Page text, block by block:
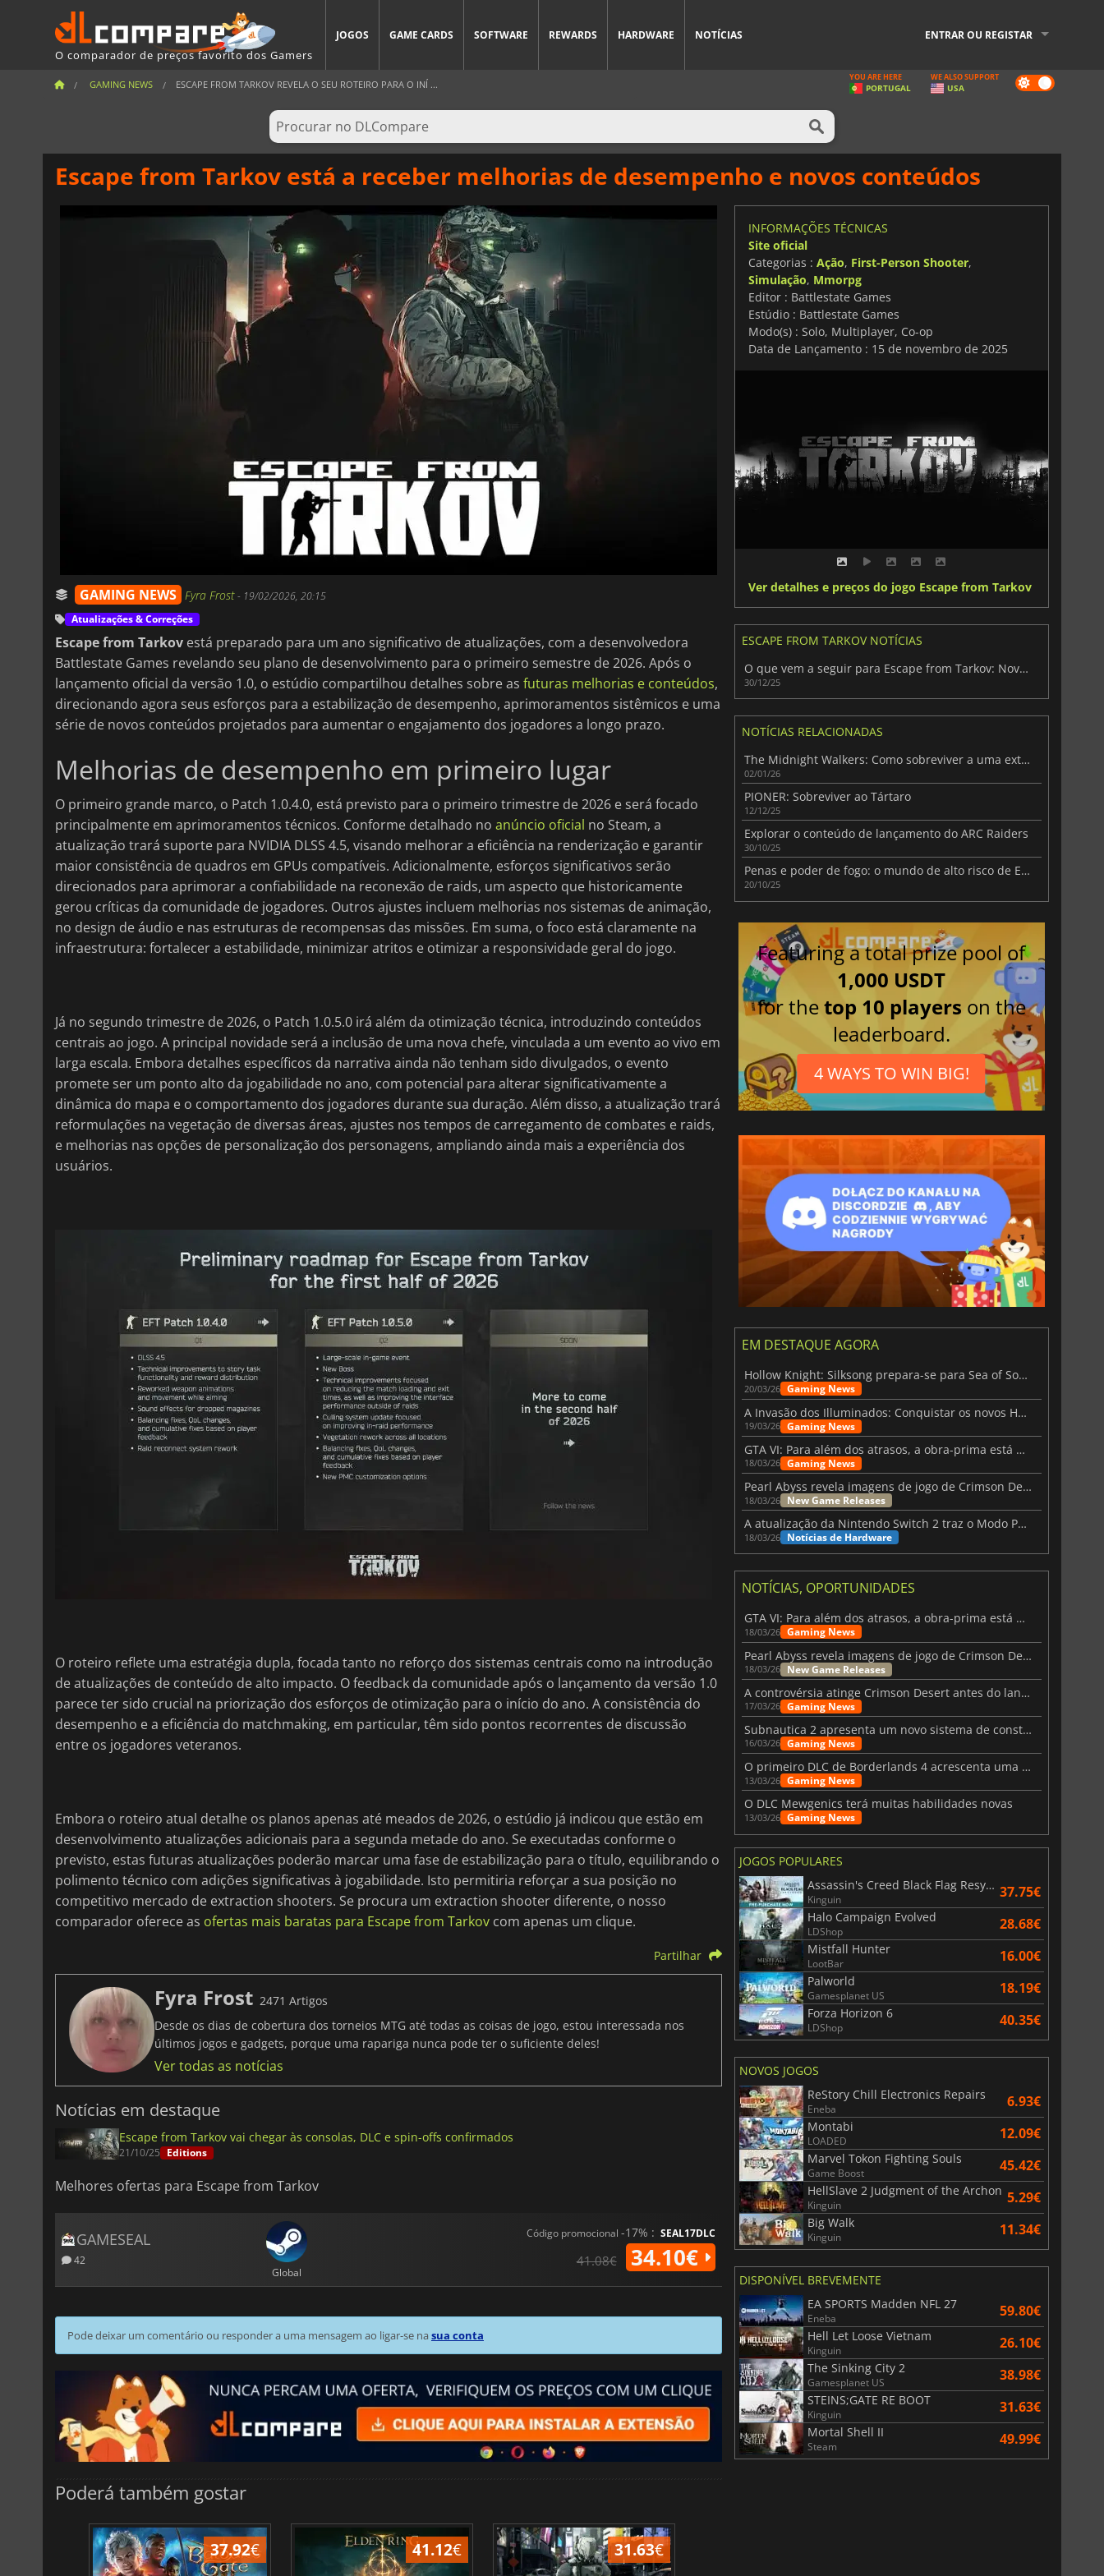
O comparador de preços favorito dos Gamers
JOGOS GAME CARDS SOFTWARE REWARDS HARDWARE NOTÍCIAS ENTRAR OU REGISTAR
GAMING NEWS ESCAPE FROM TARKOV REVELA O SEU ROTEIRO PARA O INÍ ... Dark
mode
YOU ARE HERE
PORTUGAL
WE ALSO SUPPORT
USA
Escape from Tarkov está a receber melhorias de desempenho e novos conteúdos
GAMING NEWS Fyra Frost- 19/02/2026, 20:15
Atualizações & Correções
Escape from Tarkov está preparado para um ano significativo de atualizações, com a desenvolvedora
Battlestate Games revelando seu plano de desenvolvimento para o primeiro semestre de 2026. Após o
lançamento oficial da versão 1.0, o estúdio compartilhou detalhes sobre as futuras melhorias e conteúdos,
direcionando agora seus esforços para a estabilização de desempenho, aprimoramentos sistêmicos e uma
série de novos conteúdos projetados para aumentar o engajamento dos jogadores a longo prazo.
Melhorias de desempenho em primeiro lugar
O primeiro grande marco, o Patch 1.0.4.0, está previsto para o primeiro trimestre de 2026 e será focado
principalmente em aprimoramentos técnicos. Conforme detalhado no anúncio oficial no Steam, a
atualização trará suporte para NVIDIA DLSS 4.5, visando melhorar a eficiência na renderização e garantir
maior consistência de quadros em GPUs compatíveis. Adicionalmente, esforços significativos serão
direcionados para aprimorar a confiabilidade na reconexão de raids, um aspecto que historicamente
gerou críticas da comunidade de jogadores. Outros ajustes incluem melhorias nos sistemas de animação,
no design de áudio e nas estruturas de recompensas das missões. Em suma, o foco está claramente na
infraestrutura: fortalecer a estabilidade, minimizar atritos e otimizar a responsividade geral do jogo.
Já no segundo trimestre de 2026, o Patch 1.0.5.0 irá além da otimização técnica, introduzindo conteúdos
centrais ao jogo. A principal novidade será a inclusão de uma nova chefe, vinculada a um evento ao vivo em
larga escala. Embora detalhes específicos da narrativa ainda não tenham sido divulgados, o evento
promete ser um ponto alto da jogabilidade no ano, com potencial para alterar significativamente a
dinâmica do mapa e o comportamento dos jogadores durante sua duração. Além disso, a atualização trará
reformulações na vegetação de diversas áreas, ajustes nos tempos de carregamento de combates e raids,
e melhorias nas opções de personalização dos personagens, ampliando ainda mais a experiência dos
usuários.
O roteiro reflete uma estratégia dupla, focada tanto no reforço dos sistemas centrais como na introdução
de atualizações de conteúdo de alto impacto. O feedback da comunidade após o lançamento da versão 1.0
parece ter sido crucial na priorização dos esforços de otimização para o início do ano. A consistência do
desempenho e a eficiência do matchmaking, em particular, têm sido pontos recorrentes de discussão
entre os jogadores veteranos.
Embora o roteiro atual detalhe os planos apenas até meados de 2026, o estúdio já indicou que estão em
desenvolvimento atualizações adicionais para a segunda metade do ano. Se executadas conforme o
previsto, estas futuras atualizações poderão marcar uma fase de estabilização para o título, equilibrando o
polimento técnico com adições significativas à jogabilidade. Isto permitiria reforçar a sua posição no
competitivo mercado de extraction shooters. Se procura um extraction shooter diferente, o nosso
comparador oferece as ofertas mais baratas para Escape from Tarkov com apenas um clique.
Partilhar
Fyra Frost 2471 Artigos
Desde os dias de cobertura dos torneios MTG até todas as coisas de jogo, estou interessada nos
últimos jogos e gadgets, porque uma rapariga nunca pode ter o suficiente deles!
Ver todas as notícias
Notícias em destaque
Escape from Tarkov vai chegar às consolas, DLC e spin-offs confirmados
21/10/25 Editions
Melhores ofertas para Escape from Tarkov
GAMESEAL
42
Global
Código promocional -17% : SEAL17DLC
41.08€ 34.10€
Pode deixar um comentário ou responder a uma mensagem ao ligar-se nasua conta
Poderá também gostar
37.92€ 41.12€ 31.63€
INFORMAÇÕES TÉCNICAS
Site oficial
Categorias : Ação, First-Person Shooter,
Simulação, Mmorpg
Editor : Battlestate Games
Estúdio : Battlestate Games
Modo(s) : Solo, Multiplayer, Co-op
Data de Lançamento : 15 de novembro de 2025
Ver detalhes e preços do jogo Escape from Tarkov
ESCAPE FROM TARKOV NOTÍCIAS
O que vem a seguir para Escape from Tarkov: Novos mapas e raids mais inteligentes
30/12/25
NOTÍCIAS RELACIONADAS
The Midnight Walkers: Como sobreviver a uma extração vertical
02/01/26
PIONER: Sobreviver ao Tártaro
12/12/25
Explorar o conteúdo de lançamento do ARC Raiders
30/10/25
Penas e poder de fogo: o mundo de alto risco de Escape From Duckov
20/10/25
Featuring a total prize pool of
1,000 USDT
for thetop 10 players on the
leaderboard.
4 WAYS TO WIN BIG!
EM DESTAQUE AGORA
Hollow Knight: Silksong prepara-se para Sea of Sorrow com um patch
20/03/26 Gaming News
A Invasão dos Illuminados: Conquistar os novos Helldivers 2 Atualização!
19/03/26 Gaming News
GTA VI: Para além dos atrasos, a obra-prima está quase a chegar
18/03/26 Gaming News
Pearl Abyss revela imagens de jogo de Crimson Desert para a PS5
18/03/26 New Game Releases
A atualização da Nintendo Switch 2 traz o Modo Portátil aos jogos mais antigos da Switch
18/03/26 Notícias de Hardware
NOTÍCIAS, OPORTUNIDADES
GTA VI: Para além dos atrasos, a obra-prima está quase a chegar
18/03/26 Gaming News
Pearl Abyss revela imagens de jogo de Crimson Desert para a PS5
18/03/26 New Game Releases
A controvérsia atinge Crimson Desert antes do lançamento
17/03/26 Gaming News
Subnautica 2 apresenta um novo sistema de construção de bases
16/03/26 Gaming News
O primeiro DLC de Borderlands 4 acrescenta uma nova personagem e muito mais
13/03/26 Gaming News
O DLC Mewgenics terá muitas habilidades novas
13/03/26 Gaming News
JOGOS POPULARES
Assassin's Creed Black Flag Resynced
Kinguin 37.75€
Halo Campaign Evolved
LDShop 28.68€
Mistfall Hunter
LootBar 16.00€
Palworld
Gamesplanet US 18.19€
Forza Horizon 6
LDShop 40.35€
NOVOS JOGOS
ReStory Chill Electronics Repairs
Eneba 6.93€
Montabi
LOADED 12.09€
Marvel Tokon Fighting Souls
Game Boost 45.42€
HellSlave 2 Judgment of the Archon
Kinguin 5.29€
Big Walk
Kinguin 11.34€
DISPONÍVEL BREVEMENTE
EA SPORTS Madden NFL 27
Eneba 59.80€
Hell Let Loose Vietnam
Kinguin 26.10€
The Sinking City 2
Gamesplanet US 38.98€
STEINS;GATE RE BOOT
Kinguin 31.63€
Mortal Shell II
Steam 49.99€